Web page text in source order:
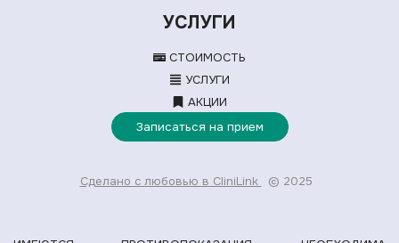
УСЛУГИ
СТОИМОСТЬ
УСЛУГИ
АКЦИИ
Записаться на прием
Сделано с любовью в CliniLink © 2025